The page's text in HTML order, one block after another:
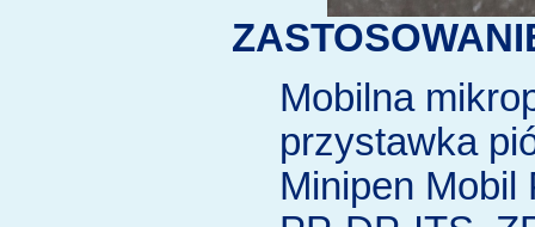
Mobilna
przystawka
Minipen Mobil